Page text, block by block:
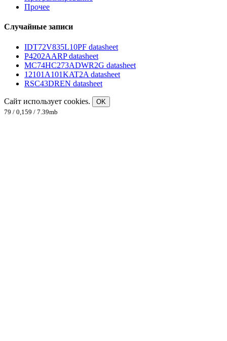
Прочее
Случайные записи
IDT72V835L10PF datasheet
P4202AARP datasheet
MC74HC273ADWR2G datasheet
12101A101KAT2A datasheet
RSC43DREN datasheet
Сайт использует cookies.
OK
79 / 0,159 / 7.39mb